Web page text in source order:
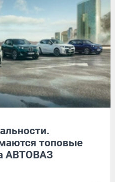
топовые
АВТОВАЗ